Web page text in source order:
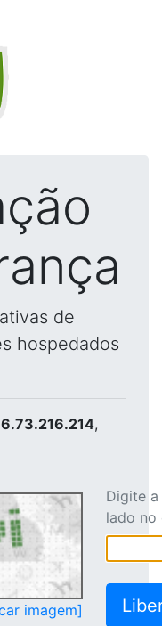
de
hospedados
,
imagem]
Digite
lado no